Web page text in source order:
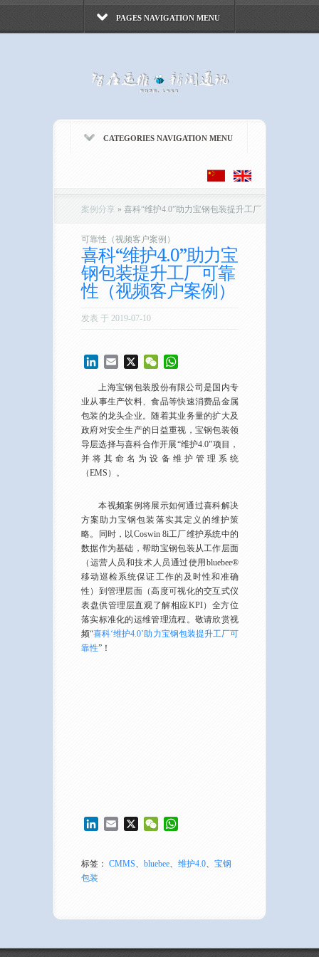
PAGES NAVIGATION MENU
CATEGORIES NAVIGATION MENU
案例分享 » 喜科“维护4.0”助力宝钢包装提升工厂
可靠性（视频客户案例）
喜科“维护4.0”助力宝
钢包装提升工厂可靠
性（视频客户案例）
发表 于 2019-07-10
LinkedIn
Email X WeChat
上海宝钢包装股份有限公司是国内专
业从事生产饮料、食品等快速消费品金属
包装的龙头企业。随着其业务量的扩大及
政府对安全生产的日益重视，宝钢包装领
导层选择与喜科合作开展“维护4.0”项目，
并将其命名为设备维护管理系统
（EMS）。
本视频案例将展示如何通过喜科解决
方案助力宝钢包装落实其定义的维护策
略。同时，以Coswin 8i工厂维护系统中的
数据作为基础，帮助宝钢包装从工作层面
（运营人员和技术人员通过使用bluebee®
移动巡检系统保证工作的及时性和准确
性）到管理层面（高度可视化的交互式仪
表盘供管理层直观了解相应KPI）全方位
落实标准化的运维管理流程。敬请欣赏视
频“喜科‘维护4.0’助力宝钢包装提升工厂可
靠性”！
LinkedIn
Email X WeChat
标签： CMMS、 bluebee、 维护4.0、 宝钢
包装